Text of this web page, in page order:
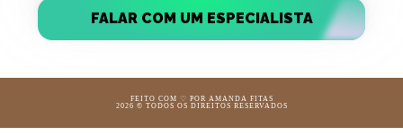
FALAR COM UM ESPECIALISTA
FEITO COM ♡ POR AMANDA FITAS
2026 © TODOS OS DIREITOS RESERVADOS